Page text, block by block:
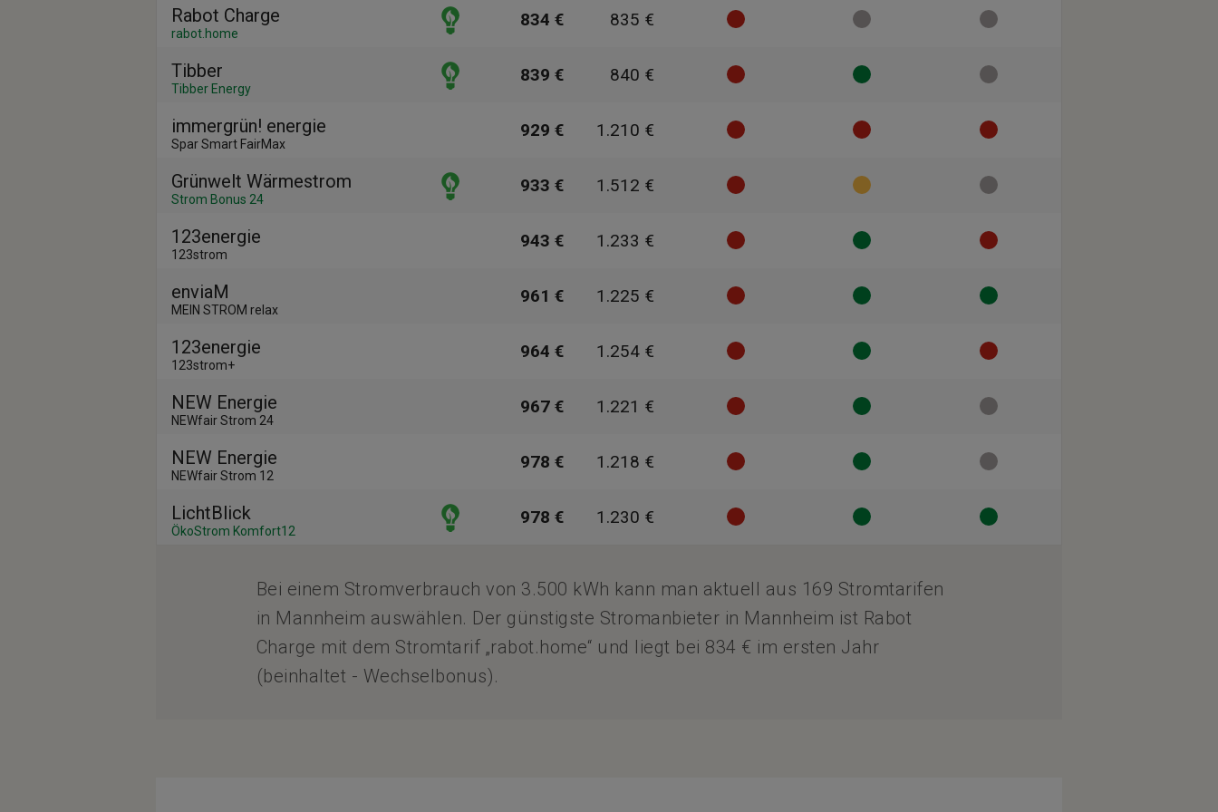
Rabot Charge
rabot.home
834 € 835 €
Tibber
Tibber Energy
839 € 840 €
immergrün! energie
Spar Smart FairMax
929 € 1.210 €
Grünwelt Wärmestrom
Strom Bonus 24
933 € 1.512 €
123energie
123strom
943 € 1.233 €
enviaM
MEIN STROM relax
961 € 1.225 €
123energie
123strom+
964 € 1.254 €
NEW Energie
NEWfair Strom 24
967 € 1.221 €
NEW Energie
NEWfair Strom 12
978 € 1.218 €
LichtBlick
ÖkoStrom Komfort12
978 € 1.230 €
Bei einem Stromverbrauch von 3.500 kWh kann man aktuell aus 169 Stromtarifen
in Mannheim auswählen. Der günstigste Stromanbieter in Mannheim ist Rabot
Charge mit dem Stromtarif „rabot.home“ und liegt bei 834 € im ersten Jahr
(beinhaltet - Wechselbonus).